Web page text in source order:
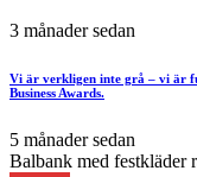
3 månader sedan
Vi är verkligen inte grå – vi är
Business Awards.
5 månader sedan
Balbank med festkläder